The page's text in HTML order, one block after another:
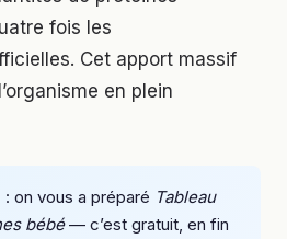
fois les
Cet apport massif
en plein
: on vous a préparé Tableau
bébé— c’est gratuit, en fin